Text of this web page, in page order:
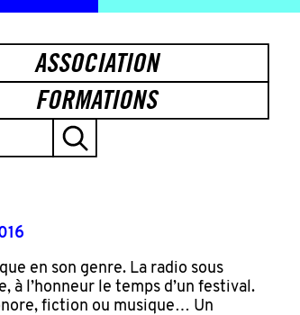
ASSOCIATION
FORMATIONS
en son genre. La radio sous
l’honneur le temps d’un festival.
fiction ou musique… Un